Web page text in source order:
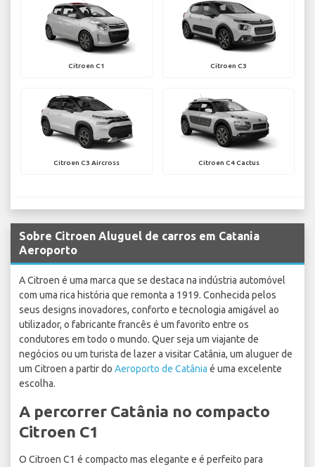
Citroen C1 Citroen C3
Citroen C3 Aircross Citroen C4 Cactus
Sobre Citroen Aluguel de carros em Catania
Aeroporto
A Citroen é uma marca que se destaca na indústria automóvel
com uma rica história que remonta a 1919. Conhecida pelos
seus designs inovadores, conforto e tecnologia amigável ao
utilizador, o fabricante francês é um favorito entre os
condutores em todo o mundo. Quer seja um viajante de
negócios ou um turista de lazer a visitar Catânia, um aluguer de
um Citroen a partir do Aeroporto de Catânia é uma excelente
escolha.
A percorrer Catânia no compacto
Citroen C1
O Citroen C1 é compacto mas elegante e é perfeito para